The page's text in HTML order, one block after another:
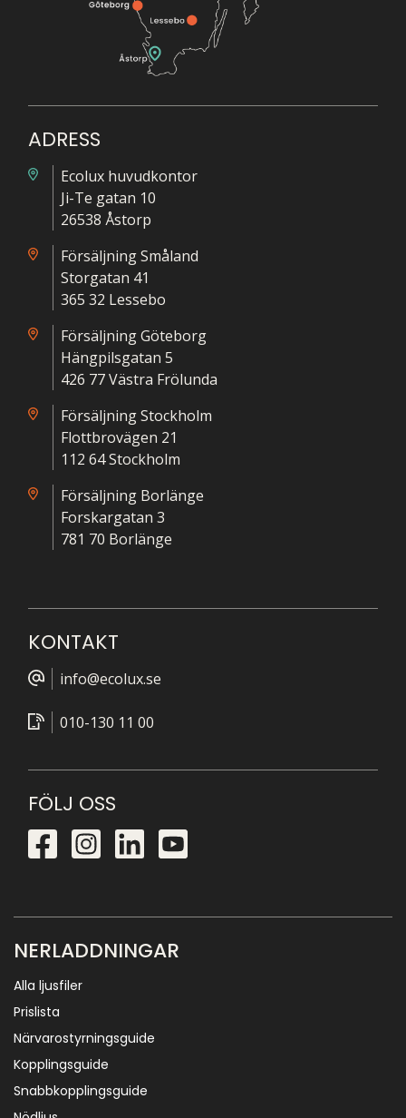
ADRESS
Ecolux huvudkontor
Ji-Te gatan 10
26538 Åstorp
Försäljning Småland
Storgatan 41
365 32 Lessebo
Försäljning Göteborg
Hängpilsgatan 5
426 77 Västra Frölunda
Försäljning Stockholm
Flottbrovägen 21
112 64 Stockholm
Försäljning Borlänge
Forskargatan 3
781 70 Borlänge
KONTAKT
info@ecolux.se
010-130 11 00
FÖLJ OSS
NERLADDNINGAR
Alla ljusfiler
Prislista
Närvarostyrningsguide
Kopplingsguide
Snabbkopplingsguide